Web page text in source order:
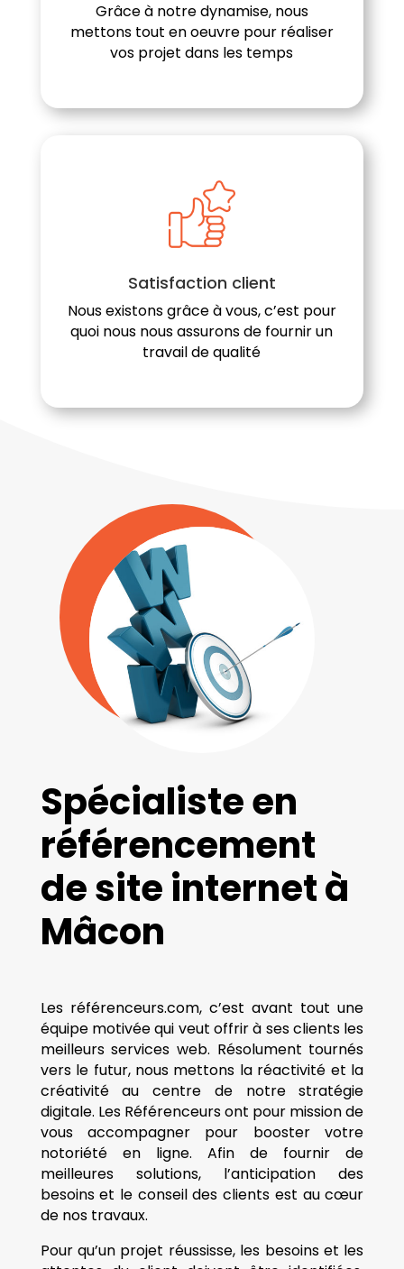
Grâce à notre dynamise, nous
mettons tout en oeuvre pour réaliser
vos projet dans les temps
Satisfaction client
Nous existons grâce à vous, c’est pour
quoi nous nous assurons de fournir un
travail de qualité
Spécialiste en
référencement
de site internet à
Mâcon
Les référenceurs.com, c’est avant tout une
équipe motivée qui veut offrir à ses clients les
meilleurs services web. Résolument tournés
vers le futur, nous mettons la réactivité et la
créativité au centre de notre stratégie
digitale. Les Référenceurs ont pour mission de
vous accompagner pour booster votre
notoriété en ligne. Afin de fournir de
meilleures solutions, l’anticipation des
besoins et le conseil des clients est au cœur
de nos travaux.
Pour qu’un projet réussisse, les besoins et les